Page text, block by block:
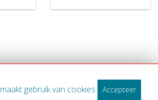
WWW.MIDWEST.BE
gebruik van cookies Accepteer .